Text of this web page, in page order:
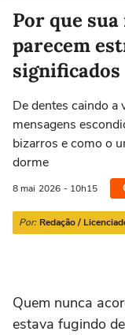
Selecione o signo
Áries
21/03 a 20/04 21/
Por que
parecem
significados
De dentes caindo a
mensagens
bizarros e como o
dorme
8 mai 2026 - 10h15
Por: Redação /
Quem nunca
estava fugindo